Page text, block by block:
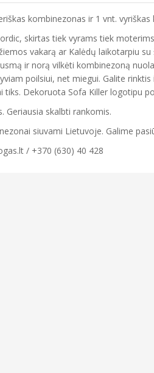
kombinezonas ir 1 vnt. vyriškas
skirtas tiek vyrams tiek
vakarą ar Kalėdų laikotarpiu
ir norą vilkėti kombinezoną
poilsiui, net miegui. Galite
tiks. Dekoruota Sofa Killer logotipu
Geriausia skalbti rankomis.
siuvami Lietuvoje. Galime
/ +370 (630) 40 428